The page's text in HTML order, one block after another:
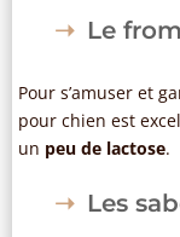
Le
Pour s’amuser et
pour chien est
un peu de lactose.
Les